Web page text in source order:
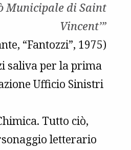
Municipale di Saint
Vincent’”
“Fantozzi”, 1975)
saliva per la prima
Ufficio Sinistri
Tutto ciò,
letterario